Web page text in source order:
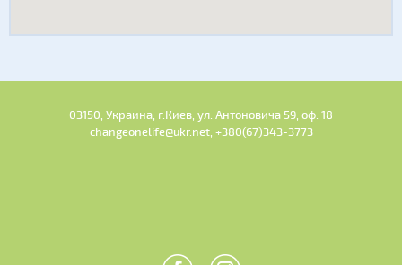
03150, Украина, г.Киев, ул. Антоновича 59, оф. 18
changeonelife@ukr.net, +380(67)343-3773